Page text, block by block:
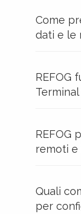
Come
dati e le
REFOG
Terminal
REFOG
remoti e
Quali
per